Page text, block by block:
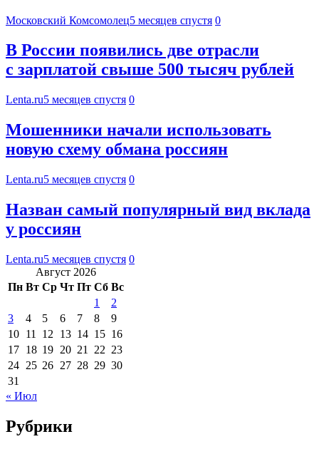
Московский Комсомолец5 месяцев спустя 0
В России появились две отрасли
с зарплатой свыше 500 тысяч рублей
Lenta.ru5 месяцев спустя 0
Мошенники начали использовать
новую схему обмана россиян
Lenta.ru5 месяцев спустя 0
Назван самый популярный вид вклада
у россиян
Lenta.ru5 месяцев спустя 0
Август 2026
Пн Вт Ср Чт Пт Сб Вс
1
2
3
4 5 6 7 8
9
10 11 12 13 14 15 16
17 18 19 20 21 22 23
24 25 26 27 28 29 30
31
« Июл
Рубрики